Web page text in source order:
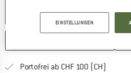
IN DEN
Portofrei ab CHF 100 (CH)
EINSTELLUNGEN